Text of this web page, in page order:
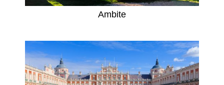
Ambite